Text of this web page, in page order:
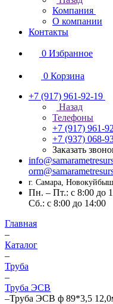
Компания
О компании
Контакты
0 Избранное
0 Корзина
+7 (917) 961-92-19
Назад
Телефоны
+7 (917) 961-
+7 (937) 068-
Заказать
г. Самара,
Пн. – Пт.: с 8:00 до
Cб.: с 8:00 до 14:00
Главная
–
Каталог
–
Труба
–
Труба ЭСВ
–Труба ЭСВ ф 89*3,5